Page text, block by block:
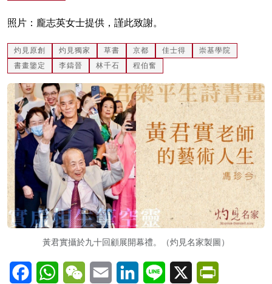
照片：龐志英女士提供，謹此致謝。
灼見原創 灼見獨家 草書 京都 佳士得
崇基學院
書畫鑒定
李鑄晉 林千石 程伯奮
黃君實攝於九十回顧展開幕禮。（灼見名家製圖）
FacebookWhatsAppWeChatEmail LinkedInLine X